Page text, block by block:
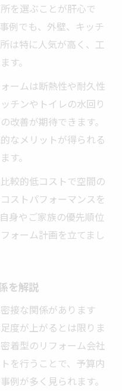
を選ぶことが肝心で
例でも、外壁、キッチ
は特に人気が高く、工
す。
ームは断熱性や耐久性
チンやトイレの水回り
改善が期待できます。
なメリットが得られる
す。
較的低コストで空間の
ストパフォーマンスを
身やご家族の優先順位
ォーム計画を立てまし
を解説
接な関係があります
度が上がるとは限りま
着型のリフォーム会社
を行うことで、予算内
例が多く見られます。